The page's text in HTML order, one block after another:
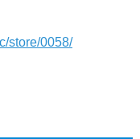
store/0058/